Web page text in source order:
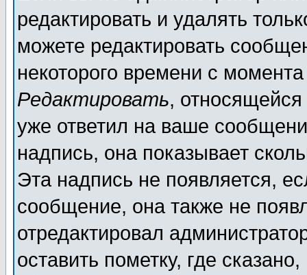
редактировать и удалять
можете редактировать
некоторого времени с
Редактировать,
уже ответил на ваше
надпись, она показывает
Эта надпись не появляется,
сообщение, она также не
отредактировал
оставить пометку, где